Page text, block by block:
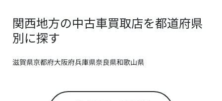
関西地方の中古車買取店を都道府県
別に探す
滋賀県京都府大阪府兵庫県奈良県和歌山県